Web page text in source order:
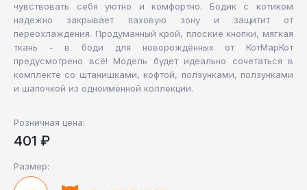
чувствовать себя уютно и комфортно. Бодик с котиком
надежно закрывает паховую зону и защитит от
переохлаждения. Продуманный крой, плоские кнопки, мягкая
ткань - в боди для новорождённых от КотМарКот
предусмотрено всё! Модель будет идеально сочетаться в
комплекте со штанишками, кофтой, ползунками, ползунками
и шапочкой из одноимённой коллекции.
Розничная цена:
401 ₽
Размер: